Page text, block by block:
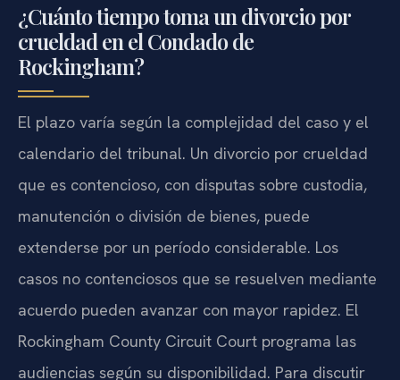
¿Cuánto tiempo toma un divorcio por
crueldad en el Condado de
Rockingham?
El plazo varía según la complejidad del caso y el
calendario del tribunal. Un divorcio por crueldad
que es contencioso, con disputas sobre custodia,
manutención o división de bienes, puede
extenderse por un período considerable. Los
casos no contenciosos que se resuelven mediante
acuerdo pueden avanzar con mayor rapidez. El
Rockingham County Circuit Court programa las
audiencias según su disponibilidad. Para discutir